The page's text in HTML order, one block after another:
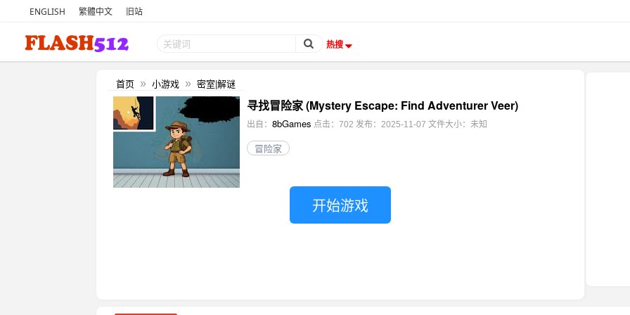
ENGLISH 繁體中文 旧站
热搜
首页 » 小游戏 » 密室|解谜
寻找冒险家 (Mystery Escape: Find Adventurer Veer)
出自： 8bGames 点击：702 发布：2025-11-07 文件大小：未知
冒险家
开始游戏